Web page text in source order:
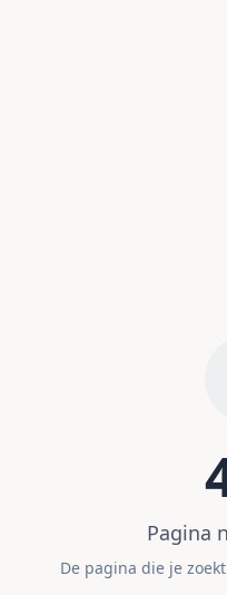
Pagina
De pagina die je